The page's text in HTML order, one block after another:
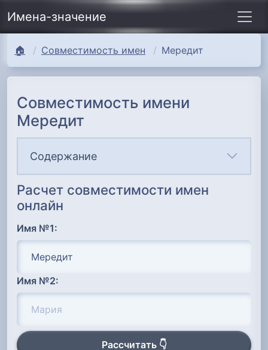
Имена-значение
🏠 Совместимость имен Мередит
Совместимость имени
Мередит
Содержание
Расчет совместимости имен
онлайн
Имя №1:
Имя №2:
Рассчитать 👇